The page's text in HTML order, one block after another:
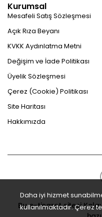
Kurumsal
Mesafeli Satış Sözleşmesi
Açık Rıza Beyanı
KVKK Aydınlatma Metni
Değişim ve İade Politikası
Üyelik Sözleşmesi
Çerez (Cookie) Politikası
Site Haritası
Hakkımızda
Bu e-ticaret sitesi
Daha iyi hizmet
kullanılmaktadır. Çerez